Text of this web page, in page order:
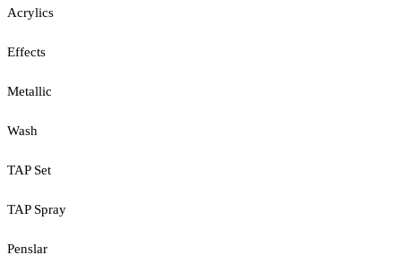
Acrylics
Effects
Metallic
Wash
TAP Set
TAP Spray
Penslar